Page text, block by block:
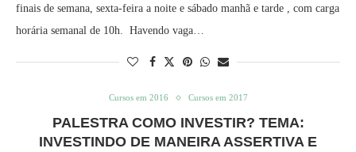
finais de semana, sexta-feira a noite e sábado manhã e tarde , com carga
horária semanal de 10h. Havendo vaga…
Cursos em 2016 Cursos em 2017
PALESTRA COMO INVESTIR? TEMA:
INVESTINDO DE MANEIRA ASSERTIVA E